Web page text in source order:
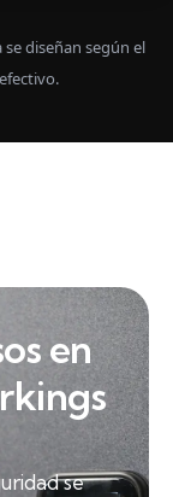
se diseñan según el
en
se